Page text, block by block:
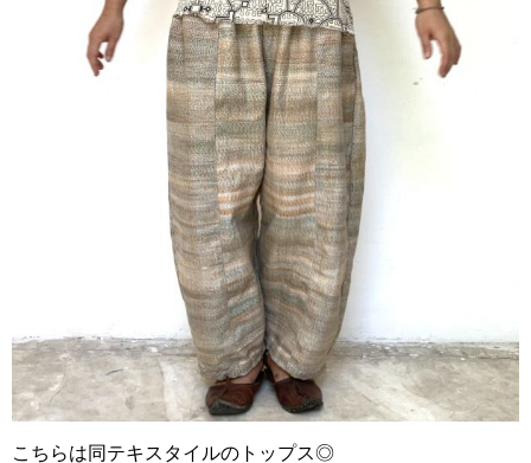
こちらは同テキスタイルのトップス◎